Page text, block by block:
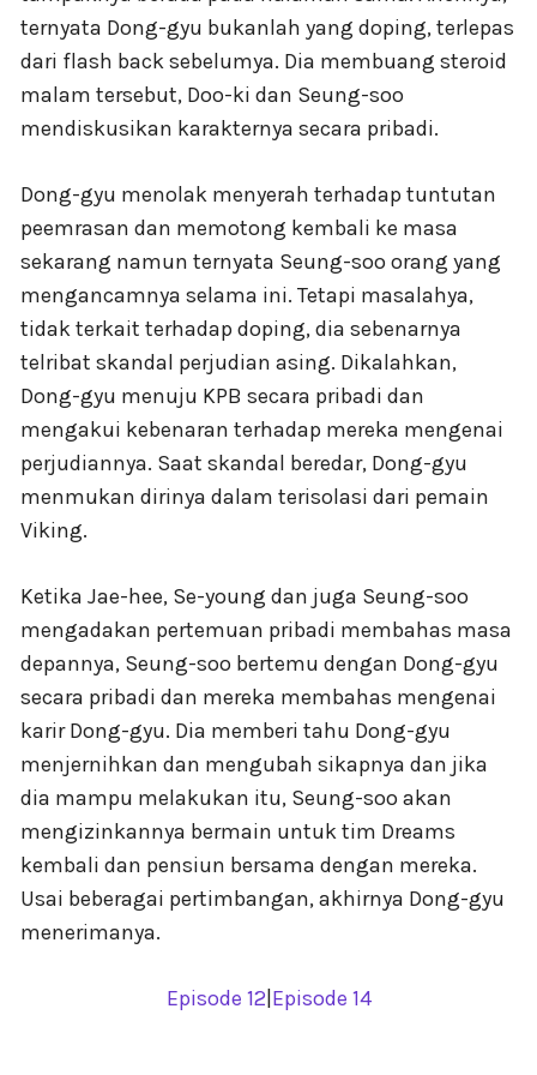
ternyata Dong-gyu bukanlah yang doping, terlepas
dari flash back sebelumya. Dia membuang steroid
malam tersebut, Doo-ki dan Seung-soo
mendiskusikan karakternya secara pribadi.
Dong-gyu menolak menyerah terhadap tuntutan
peemrasan dan memotong kembali ke masa
sekarang namun ternyata Seung-soo orang yang
mengancamnya selama ini. Tetapi masalahya,
tidak terkait terhadap doping, dia sebenarnya
telribat skandal perjudian asing. Dikalahkan,
Dong-gyu menuju KPB secara pribadi dan
mengakui kebenaran terhadap mereka mengenai
perjudiannya. Saat skandal beredar, Dong-gyu
menmukan dirinya dalam terisolasi dari pemain
Viking.
Ketika Jae-hee, Se-young dan juga Seung-soo
mengadakan pertemuan pribadi membahas masa
depannya, Seung-soo bertemu dengan Dong-gyu
secara pribadi dan mereka membahas mengenai
karir Dong-gyu. Dia memberi tahu Dong-gyu
menjernihkan dan mengubah sikapnya dan jika
dia mampu melakukan itu, Seung-soo akan
mengizinkannya bermain untuk tim Dreams
kembali dan pensiun bersama dengan mereka.
Usai beberagai pertimbangan, akhirnya Dong-gyu
menerimanya.
Episode 12 Episode 14